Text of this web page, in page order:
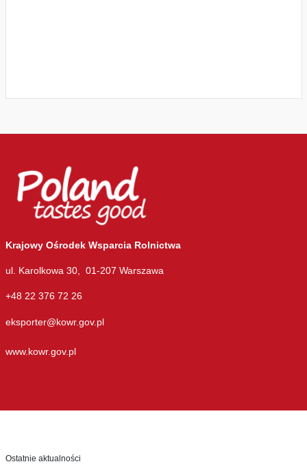
Krajowy Ośrodek Wsparcia Rolnictwa
ul. Karolkowa 30, 01-207 Warszawa
+48 22 376 72 26
eksporter@kowr.gov.pl
www.kowr.gov.pl
Ostatnie aktualności